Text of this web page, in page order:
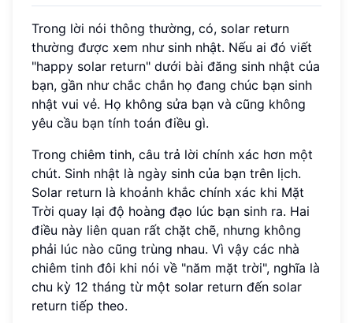
Trong lời nói thông thường, có, solar return
thường được xem như sinh nhật. Nếu ai đó viết
"happy solar return" dưới bài đăng sinh nhật của
bạn, gần như chắc chắn họ đang chúc bạn sinh
nhật vui vẻ. Họ không sửa bạn và cũng không
yêu cầu bạn tính toán điều gì.
Trong chiêm tinh, câu trả lời chính xác hơn một
chút. Sinh nhật là ngày sinh của bạn trên lịch.
Solar return là khoảnh khắc chính xác khi Mặt
Trời quay lại độ hoàng đạo lúc bạn sinh ra. Hai
điều này liên quan rất chặt chẽ, nhưng không
phải lúc nào cũng trùng nhau. Vì vậy các nhà
chiêm tinh đôi khi nói về "năm mặt trời", nghĩa là
chu kỳ 12 tháng từ một solar return đến solar
return tiếp theo.